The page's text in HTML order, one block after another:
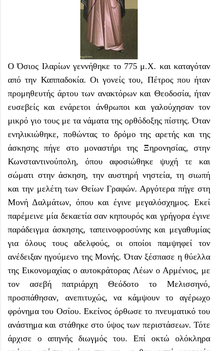
Ο Όσιος Ιλαρίων γεννήθηκε το 775 μ.Χ. και καταγόταν
από την Καππαδοκία. Οι γονείς του, Πέτρος που ήταν
προμηθευτής άρτου των ανακτόρων και Θεοδοσία, ήταν
ευσεβείς και ενάρετοι άνθρωποι και γαλούχησαν τον
μικρό γιο τους με τα νάματα της ορθόδοξης πίστης. Όταν
ενηλικιώθηκε, ποθώντας το δρόμο της αρετής και της
άσκησης πήγε στο μοναστήρι της Ξηρονησίας, στην
Κωνσταντινούπολη, όπου αφοσιώθηκε ψυχή τε και
σώματι στην άσκηση, την αυστηρή νηστεία, τη σιωπή
και την μελέτη των Θείων Γραφών. Αργότερα πήγε στη
Μονή Δαλμάτων, όπου και έγινε μεγαλόσχημος. Εκεί
παρέμεινε μία δεκαετία σαν κηπουρός και γρήγορα έγινε
παράδειγμα άσκησης, ταπεινοφροσύνης και μεγαθυμίας
για όλους τους αδελφούς, οι οποίοι παμψηφεί τον
ανέδειξαν ηγούμενο της Μονής. Όταν ξέσπασε η θύελλα
της Εικονομαχίας ο αυτοκράτορας Λέων ο Αρμένιος, με
τον ασεβή πατριάρχη Θεόδοτο το Μελισσηνό,
προσπάθησαν, ανεπιτυχώς, να κάμψουν το αγέρωχο
φρόνημα του Οσίου. Εκείνος όρθωσε το πνευματικό του
ανάστημα και στάθηκε στο ύψος των περιστάσεων. Τότε
άρχισε ο απηνής διωγμός του. Επί οκτώ ολόκληρα